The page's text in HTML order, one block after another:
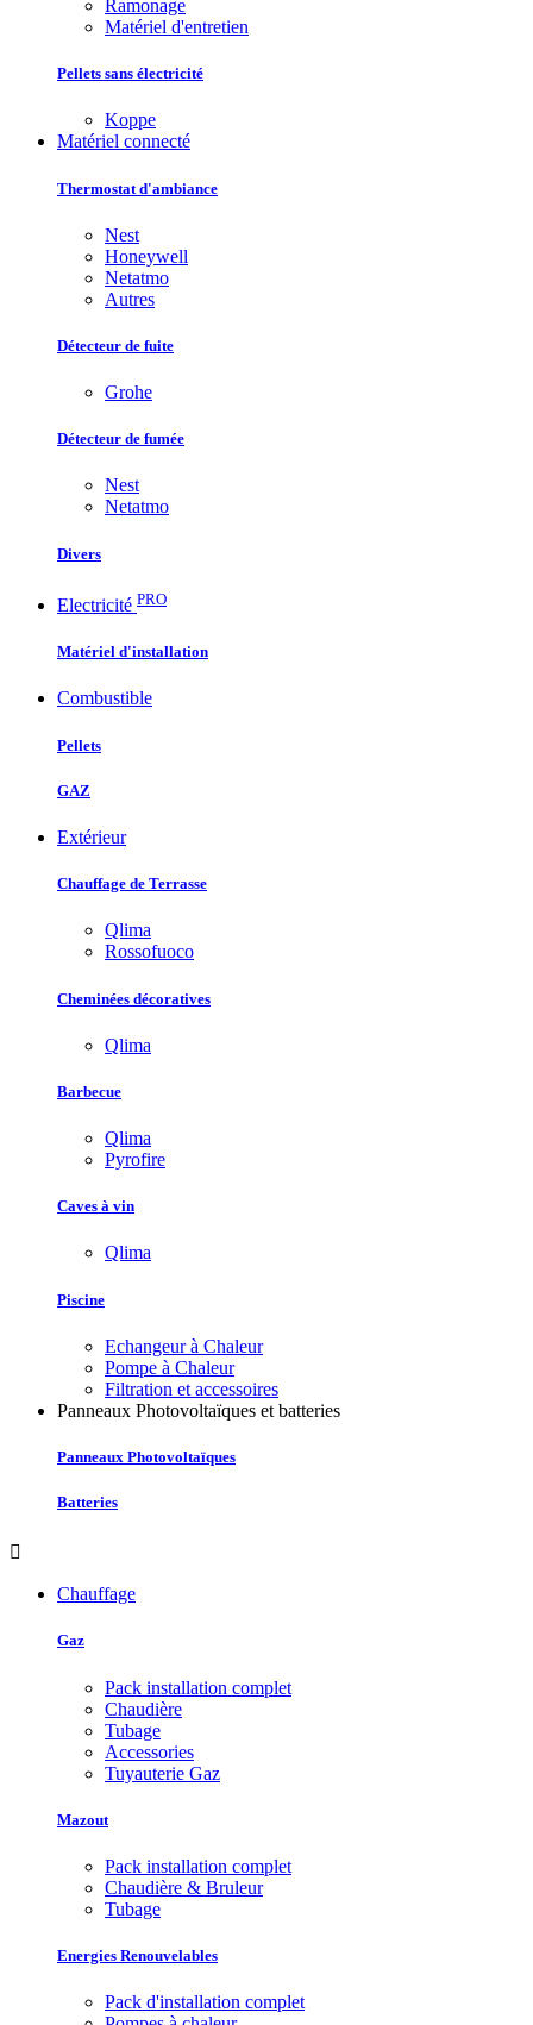
Ramonage
Matériel d'entretien
Pellets sans électricité
Koppe
Matériel connecté
Thermostat d'ambiance
Nest
Honeywell
Netatmo
Autres
Détecteur de fuite
Grohe
Détecteur de fumée
Nest
Netatmo
Divers
Electricité PRO
Matériel d'installation
Combustible
Pellets
GAZ
Extérieur
Chauffage de Terrasse
Qlima
Rossofuoco
Cheminées décoratives
Qlima
Barbecue
Qlima
Pyrofire
Caves à vin
Qlima
Piscine
Echangeur à Chaleur
Pompe à Chaleur
Filtration et accessoires
Panneaux Photovoltaïques et batteries
Panneaux Photovoltaïques
Batteries

Chauffage
Gaz
Pack installation complet
Chaudière
Tubage
Accessories
Tuyauterie Gaz
Mazout
Pack installation complet
Chaudière & Bruleur
Tubage
Energies Renouvelables
Pack d'installation complet